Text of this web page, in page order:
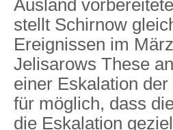
Ausland
stellt Schirnow
Ereignissen im
Jelisarows These
einer Eskalation
für möglich, dass
die Eskalation